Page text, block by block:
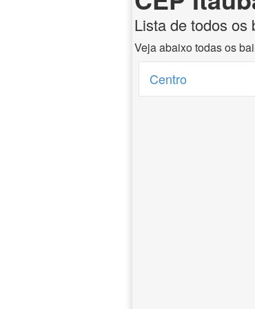
Lista de todos os
Veja abaixo todas os
Centro